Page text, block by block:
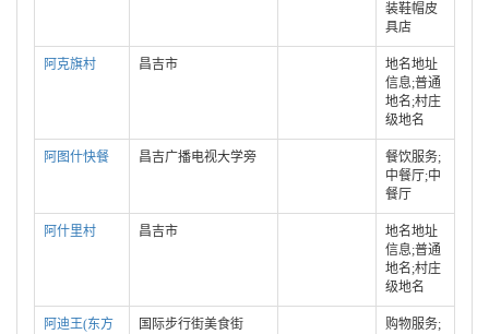
装鞋帽皮
具店
阿克旗村 昌吉市
地名地址
信息;普通
地名;村庄
级地名
阿图什快餐 昌吉广播电视大学旁
餐饮服务;
中餐厅;中
餐厅
阿什里村 昌吉市
地名地址
信息;普通
地名;村庄
级地名
阿迪王(东方
国际步行街美食街
购物服务;